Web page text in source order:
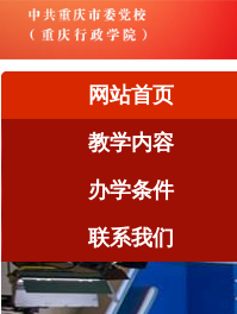
网站首页
教学内容
办学条件
联系我们